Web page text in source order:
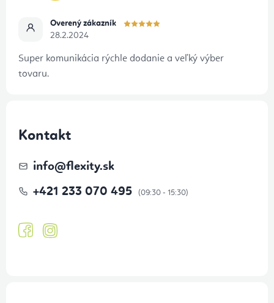
Overený zákazník
28.2.2024
Super komunikácia rýchle dodanie a veľký výber
tovaru.
Kontakt
info@flexity.sk
+421 233 070 495